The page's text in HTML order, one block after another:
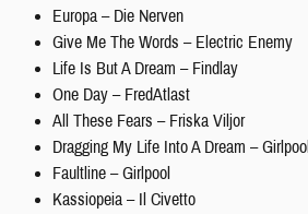
Europa – Die Nerven
Give Me The Words – Electric Enemy
Life Is But A Dream – Findlay
One Day – FredAtlast
All These Fears – Friska Viljor
Dragging My Life Into A Dream – Girlpool
Faultline – Girlpool
Kassiopeia – Il Civetto